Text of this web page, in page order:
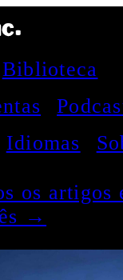
Biblioteca
Idiomas
os artigos
→